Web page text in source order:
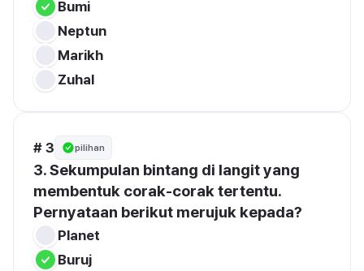
Bumi
Neptun
Marikh
Zuhal
# 3 pilihan
3. Sekumpulan bintang di langit yang
membentuk corak-corak tertentu.
Pernyataan berikut merujuk kepada?
Planet
Buruj